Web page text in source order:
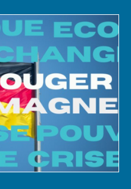
Sie uns